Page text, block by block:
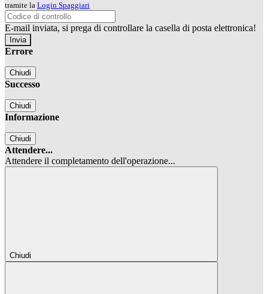
tramite la Login Spaggiari
E-mail inviata, si prega di controllare la casella di posta elettronica!
Errore
Chiudi
Successo
Chiudi
Informazione
Chiudi
Attendere...
Attendere il completamento dell'operazione...
Chiudi